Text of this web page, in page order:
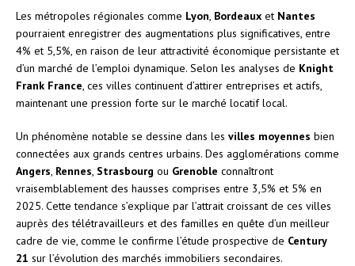
Les métropoles régionales comme Lyon Bordeaux et Nantes
pourraient enregistrer des augmentations plus significatives, entre
4% et 5,5%, en raison de leur attractivité économique persistante et
d’un marché de l’emploi dynamique. Selon les analyses de Knight
Frank France , ces villes continuent d’attirer entreprises et actifs,
maintenant une pression forte sur le marché locatif local.
Un phénomène notable se dessine dans les villes moyennes bien
connectées aux grands centres urbains. Des agglomérations comme
Angers Rennes Strasbourg ou Grenoble connaîtront
vraisemblablement des hausses comprises entre 3,5% et 5% en
2025. Cette tendance s’explique par l’attrait croissant de ces villes
auprès des télétravailleurs et des familles en quête d’un meilleur
cadre de vie, comme le confirme l’étude prospective de Century
21 sur l’évolution des marchés immobiliers secondaires.